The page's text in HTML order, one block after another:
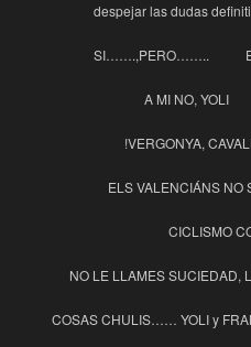
despejar las dudas
SI…….,PERO……..
A MI NO, YOLI
!VERGONYA,
ELS VALENCIÁNS NO
CICLISMO
NO LE LLAMES SUCIEDAD,
COSAS CHULIS…… YOLI y